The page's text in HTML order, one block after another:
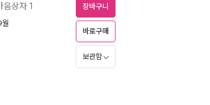
음상자 1 장바구니
바로구매
보관함